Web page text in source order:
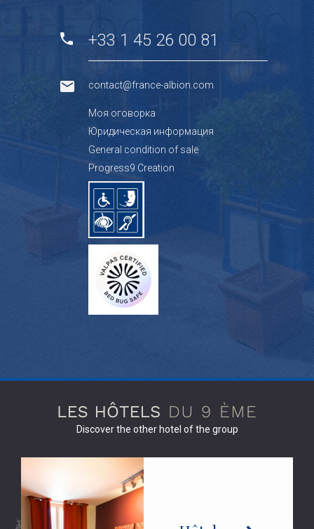
+33 1 45 26 00 81
contact@france-albion.com
Mоя оговорка
Юридическая информация
General condition of sale
Progress9 Creation
Discover the other hotel of the group